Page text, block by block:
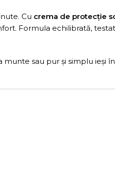
Cu crema de protecție
Formula echilibrată,
sau pur și simplu ieși